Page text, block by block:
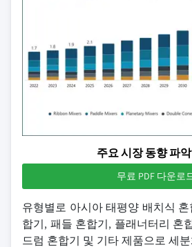
주요 시장 동향 파
무료 PDF 다운로
유형별로 아시아 태평양 배치식
합기, 패들 혼합기, 플래너터리 혼
드럼 혼합기 및 기타 제품으로 세